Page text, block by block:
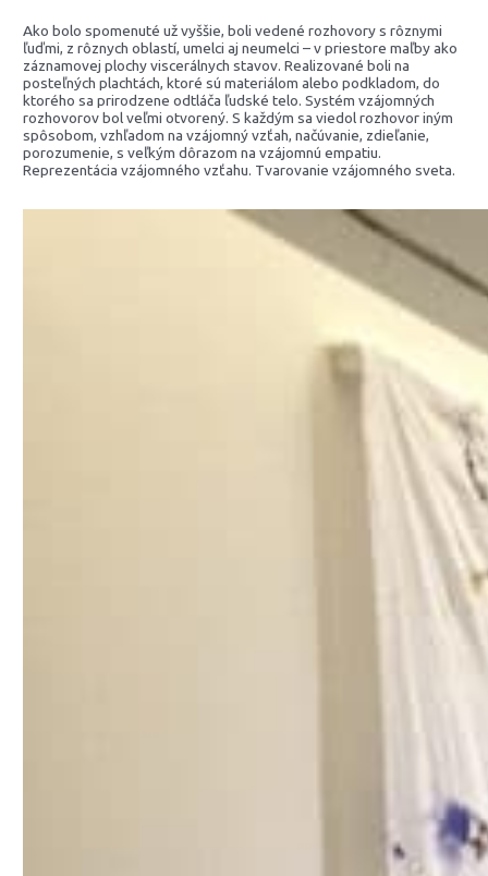
Ako bolo spomenuté už vyššie, boli vedené rozhovory s rôznymi
ľuďmi, z rôznych oblastí, umelci aj neumelci – v priestore maľby ako
záznamovej plochy viscerálnych stavov. Realizované boli na
posteľných plachtách, ktoré sú materiálom alebo podkladom, do
ktorého sa prirodzene odtláča ľudské telo. Systém vzájomných
rozhovorov bol veľmi otvorený. S každým sa viedol rozhovor iným
spôsobom, vzhľadom na vzájomný vzťah, načúvanie, zdieľanie,
porozumenie, s veľkým dôrazom na vzájomnú empatiu.
Reprezentácia vzájomného vzťahu. Tvarovanie vzájomného sveta.